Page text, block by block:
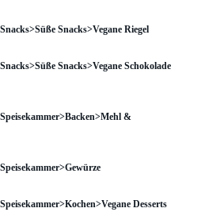
Snacks>Vegane Riegel
Snacks>Vegane Schokolade
&
Desserts